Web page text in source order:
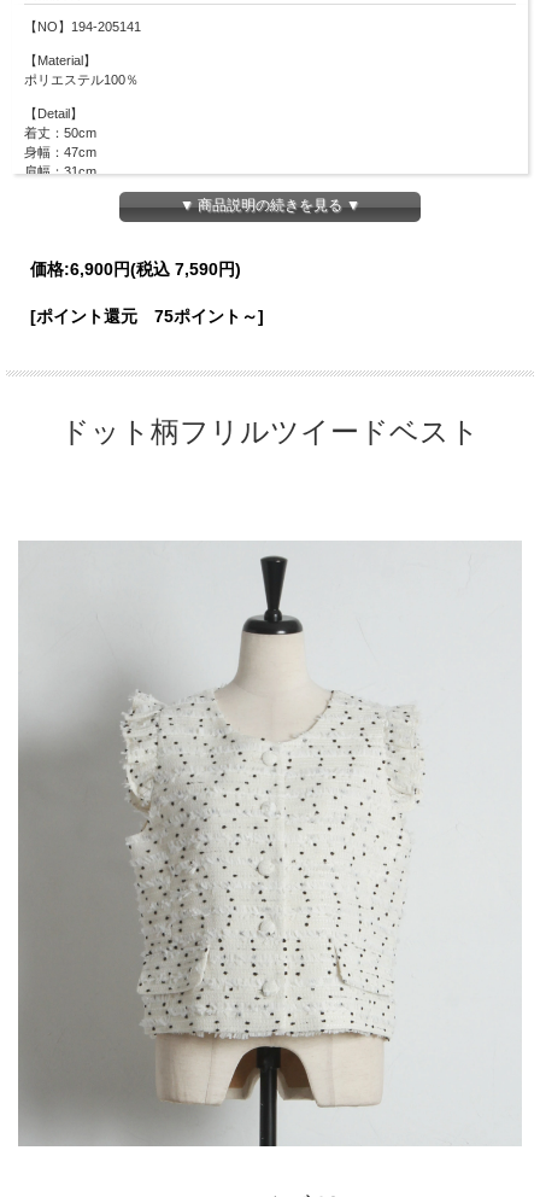
【NO】194-205141
【Material】
ポリエステル100％
【Detail】
着丈：50cm
身幅：47cm
肩幅：31cm
【Attention】
色合いはモニター環境により若干の誤差が出ます。 ライティングや天候によりモ
ませ。
▼ 商品説明の続きを見る ▼
価格:6,900円(税込 7,590円)
[ポイント還元 75ポイント～]
ドット柄フリルツイードベスト